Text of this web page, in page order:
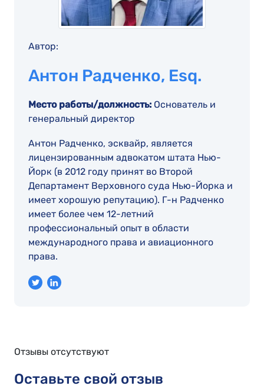
Автор:
Антон Радченко, Esq.
Место работы/должность: Основатель и
генеральный директор
Антон Радченко, эсквайр, является
лицензированным адвокатом штата Нью-
Йорк (в 2012 году принят во Второй
Департамент Верховного суда Нью-Йорка и
имеет хорошую репутацию). Г-н Радченко
имеет более чем 12-летний
профессиональный опыт в области
международного права и авиационного
права.
Отзывы отсутствуют
Оставьте свой отзыв